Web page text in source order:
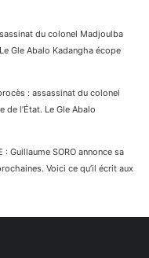
du colonel Madjoulba
Gle Abalo Kadangha écope
: assassinat du colonel
l’État. Le Gle Abalo
: Guillaume SORO annonce sa
Voici ce qu’il écrit aux